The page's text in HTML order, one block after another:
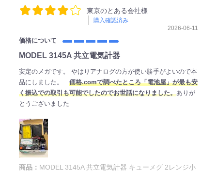
東京のとある会社様
購入確認済み
2026-06-11
価格について
MODEL 3145A 共立電気計器
安定のメガです。 やはりアナログの方が使い勝手がよいので本
品にしました。 価格.comで調べたところ「電池屋」が最も安
く振込での取引も可能でしたのでお世話になりました。ありが
とうございました
商品： MODEL 3145A 共立電気計器 キューメグ 2レンジ小